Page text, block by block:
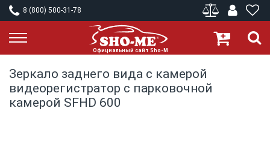
8 (800) 500-31-78
Зеркало заднего вида с камерой
видеорегистратор с парковочной
камерой SFHD 600